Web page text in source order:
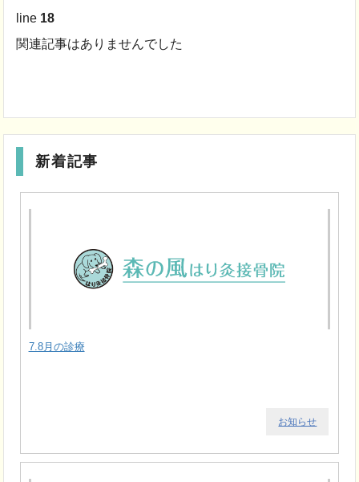
line 18
関連記事はありませんでした
新着記事
7.8月の診療
お知らせ